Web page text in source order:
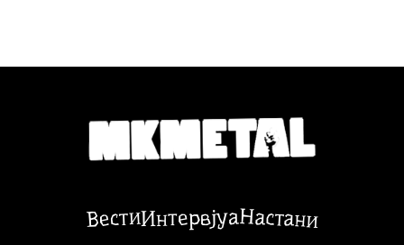
ВестиИнтервјуаНастани